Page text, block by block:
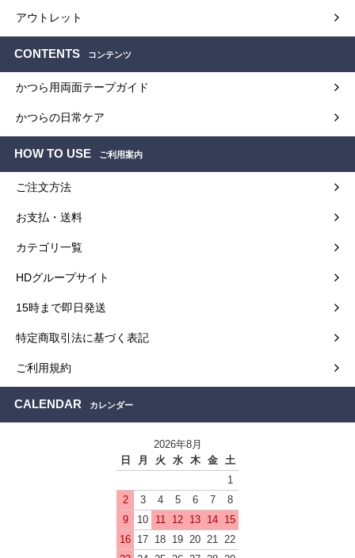
アウトレット
CONTENTS コンテンツ
かつら用両面テープガイド
かつらの日常ケア
HOW TO USE ご利用案内
ご注文方法
お支払・送料
カテゴリ一覧
HDグループサイト
15時まで即日発送
特定商取引法に基づく表記
ご利用規約
CALENDAR カレンダー
2026年8月
日
月 火 水 木 金
土
1
2
3 4 5 6 7
8
9
10 11 12 13 14 15
16 17 18 19 20 21
22